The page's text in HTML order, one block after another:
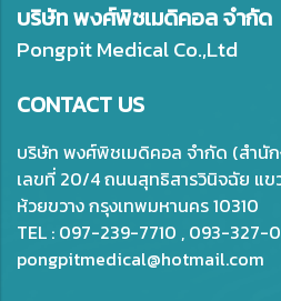
บริษัท พงศ์พิชเมดิคอล จำกัด
Pongpit Medical Co.,Ltd
CONTACT US
บริษัท พงศ์พิชเมดิคอล จำกัด (สำนั
เลขที่ 20/4 ถนนสุทธิสารวินิจฉัย แข
ห้วยขวาง กรุงเทพมหานคร 10310
TEL : 097-239-7710 , 093-327-
pongpitmedical@hotmail.com